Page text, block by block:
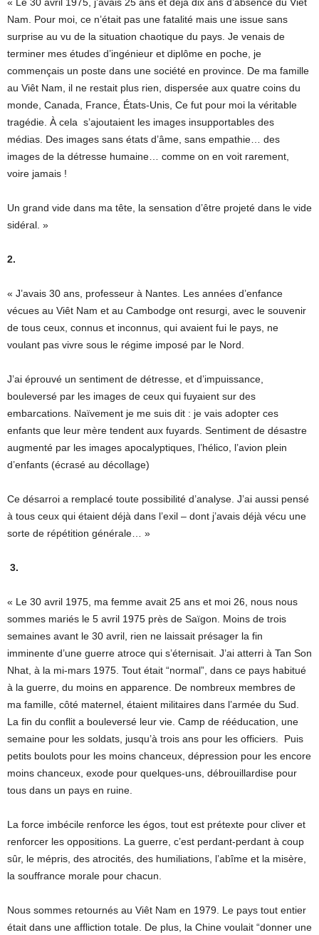
« Le 30 avril 1975, j’avais 25 ans et déjà dix ans d’absence du Viêt
Nam. Pour moi, ce n’était pas une fatalité mais une issue sans
surprise au vu de la situation chaotique du pays. Je venais de
terminer mes études d’ingénieur et diplôme en poche, je
commençais un poste dans une société en province. De ma famille
au Viêt Nam, il ne restait plus rien, dispersée aux quatre coins du
monde, Canada, France, États-Unis, Ce fut pour moi la véritable
tragédie. À cela s’ajoutaient les images insupportables des
médias. Des images sans états d’âme, sans empathie… des
images de la détresse humaine… comme on en voit rarement,
voire jamais !
Un grand vide dans ma tête, la sensation d’être projeté dans le vide
sidéral. »
2.
« J’avais 30 ans, professeur à Nantes. Les années d’enfance
vécues au Viêt Nam et au Cambodge ont resurgi, avec le souvenir
de tous ceux, connus et inconnus, qui avaient fui le pays, ne
voulant pas vivre sous le régime imposé par le Nord.
J’ai éprouvé un sentiment de détresse, et d’impuissance,
bouleversé par les images de ceux qui fuyaient sur des
embarcations. Naïvement je me suis dit : je vais adopter ces
enfants que leur mère tendent aux fuyards. Sentiment de désastre
augmenté par les images apocalyptiques, l’hélico, l’avion plein
d’enfants (écrasé au décollage)
Ce désarroi a remplacé toute possibilité d’analyse. J’ai aussi pensé
à tous ceux qui étaient déjà dans l’exil – dont j’avais déjà vécu une
sorte de répétition générale… »
3.
« Le 30 avril 1975, ma femme avait 25 ans et moi 26, nous nous
sommes mariés le 5 avril 1975 près de Saïgon. Moins de trois
semaines avant le 30 avril, rien ne laissait présager la fin
imminente d’une guerre atroce qui s’éternisait. J’ai atterri à Tan Son
Nhat, à la mi-mars 1975. Tout était “normal”, dans ce pays habitué
à la guerre, du moins en apparence. De nombreux membres de
ma famille, côté maternel, étaient militaires dans l’armée du Sud.
La fin du conflit a bouleversé leur vie. Camp de rééducation, une
semaine pour les soldats, jusqu’à trois ans pour les officiers. Puis
petits boulots pour les moins chanceux, dépression pour les encore
moins chanceux, exode pour quelques-uns, débrouillardise pour
tous dans un pays en ruine.
La force imbécile renforce les égos, tout est prétexte pour cliver et
renforcer les oppositions. La guerre, c’est perdant-perdant à coup
sûr, le mépris, des atrocités, des humiliations, l’abîme et la misère,
la souffrance morale pour chacun.
Nous sommes retournés au Viêt Nam en 1979. Le pays tout entier
était dans une affliction totale. De plus, la Chine voulait “donner une